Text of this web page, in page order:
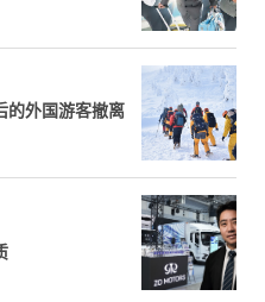
的外国游客撤离